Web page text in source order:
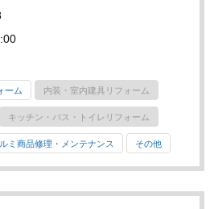
ーム 内装・室内建具リフォーム
キッチン・バス・トイレリフォーム
ミ商品修理・メンテナンス その他